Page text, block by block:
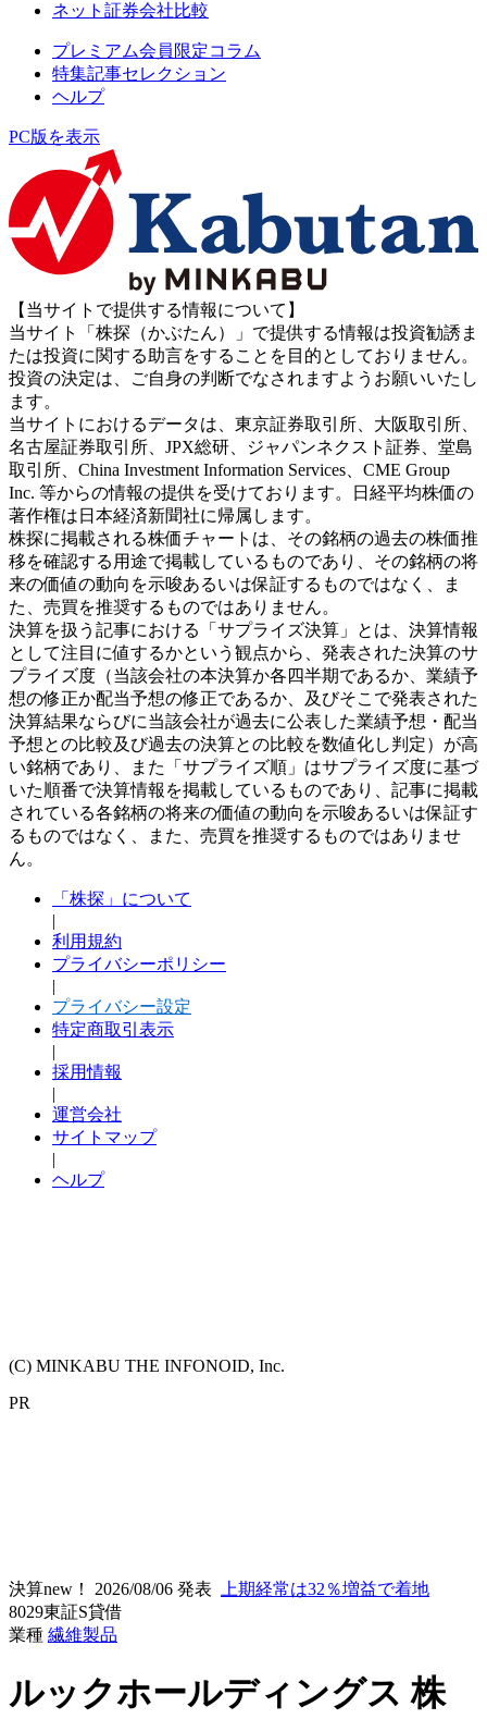
ネット証券会社比較
プレミアム会員限定コラム
特集記事セレクション
ヘルプ
PC版を表示
【当サイトで提供する情報について】
当サイト「株探（かぶたん）」で提供する情報は投資勧誘ま
たは投資に関する助言をすることを目的としておりません。
投資の決定は、ご自身の判断でなされますようお願いいたし
ます。
当サイトにおけるデータは、東京証券取引所、大阪取引所、
名古屋証券取引所、JPX総研、ジャパンネクスト証券、堂島
取引所、China Investment Information Services、CME Group
Inc. 等からの情報の提供を受けております。日経平均株価の
著作権は日本経済新聞社に帰属します。
株探に掲載される株価チャートは、その銘柄の過去の株価推
移を確認する用途で掲載しているものであり、その銘柄の将
来の価値の動向を示唆あるいは保証するものではなく、ま
た、売買を推奨するものではありません。
決算を扱う記事における「サプライズ決算」とは、決算情報
として注目に値するかという観点から、発表された決算のサ
プライズ度（当該会社の本決算か各四半期であるか、業績予
想の修正か配当予想の修正であるか、及びそこで発表された
決算結果ならびに当該会社が過去に公表した業績予想・配当
予想との比較及び過去の決算との比較を数値化し判定）が高
い銘柄であり、また「サプライズ順」はサプライズ度に基づ
いた順番で決算情報を掲載しているものであり、記事に掲載
されている各銘柄の将来の価値の動向を示唆あるいは保証す
るものではなく、また、売買を推奨するものではありませ
ん。
「株探」について
|
利用規約
プライバシーポリシー
|
プライバシー設定
特定商取引表示
|
採用情報
|
運営会社
サイトマップ
|
ヘルプ
(C) MINKABU THE INFONOID, Inc.
PR
決算new！ 2026/08/06 発表
上期経常は32％増益で着地
8029東証S貸借
業種 繊維製品
ルックホールディングス株